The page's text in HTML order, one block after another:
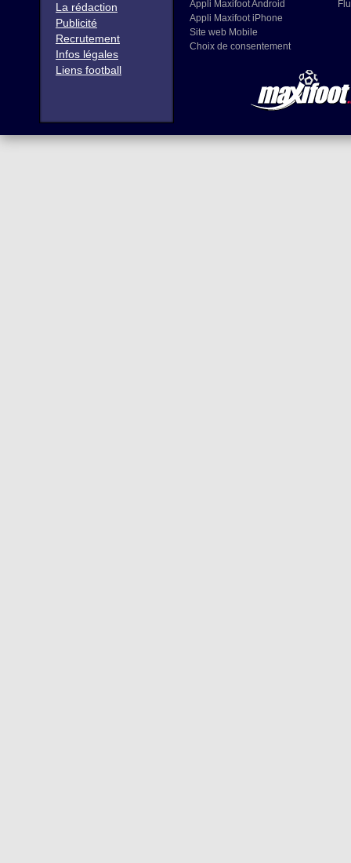
La rédaction
Publicité
Recrutement
Infos légales
Liens football
Appli Maxifoot Android
Appli Maxifoot iPhone
Site web Mobile
Choix de consentement